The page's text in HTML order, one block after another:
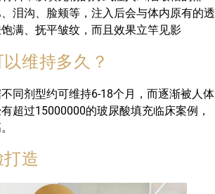
泪沟、脸颊等，注入后会与体内原有的透
满、抚平皱纹，而且效果立竿见影
维持多久？
同剂型约可维持6-18个月，而逐渐被人体
超过15000000的玻尿酸填充临床案例，
造